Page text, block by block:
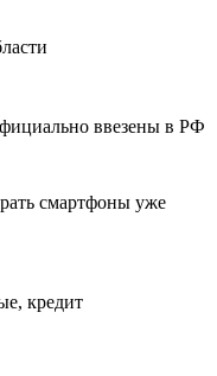
ввезены в РФ
смартфоны уже
кредит